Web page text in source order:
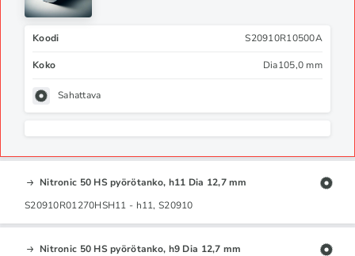
Koodi S20910R10500A
Koko Dia105,0 mm
Sahattava
Nitronic 50 HS pyörötanko, h11 Dia 12,7 mm
S20910R01270HSH11 - h11, S20910
Nitronic 50 HS pyörötanko, h9 Dia 12,7 mm